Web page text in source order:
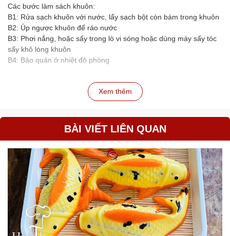
Các bước làm sách khuôn:
B1: Rửa sạch khuôn với nước, lấy sạch bột còn bám trong khuôn
B2: Úp ngược khuôn để ráo nước
B3: Phơi nắng, hoặc sấy trong lò vi sóng hoặc dùng máy sấy tóc
sấy khô lòng khuôn
B4: Bảo quản ở nhiệt độ phòng
Xem thêm
BÀI VIẾT LIÊN QUAN